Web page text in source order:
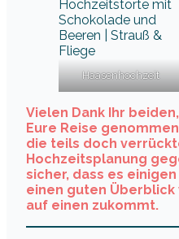
Haasenhochzeit
Vielen Dank Ihr
Eure Reise
die teils doch
Hochzeitsplanung
sicher, dass es
einen guten Überblick
auf einen zukommt.